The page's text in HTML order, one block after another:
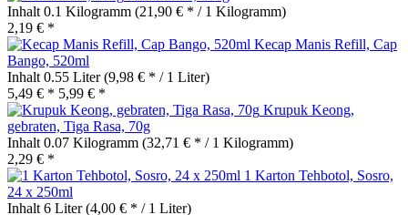
Inhalt 0.1 Kilogramm (21,90 € * / 1 Kilogramm)
2,19 € *
Kecap Manis Refill, Cap
Bango, 520ml
Inhalt 0.55 Liter(9,98 € * / 1 Liter)
5,49 € * 5,99 € *
Krupuk Keong,
gebraten, Tiga Rasa, 70g
Inhalt 0.07 Kilogramm (32,71 € * / 1 Kilogramm)
2,29 € *
1 Karton Tehbotol, Sosro,
24 x 250ml
Inhalt 6 Liter(4,00 € * / 1 Liter)